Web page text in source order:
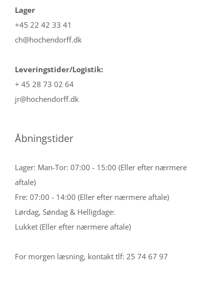
Lager
+45 22 42 33 41
ch@hochendorff.dk
Leveringstider/Logistik:
+ 45 28 73 02 64
jr@hochendorff.dk
Åbningstider
Lager: Man-Tor: 07:00 - 15:00 (Eller efter nærmere
aftale)
Fre: 07:00 - 14:00 (Eller efter nærmere aftale)
Lørdag, Søndag & Helligdage:
Lukket (Eller efter nærmere aftale)
For morgen læsning, kontakt tlf: 25 74 67 97